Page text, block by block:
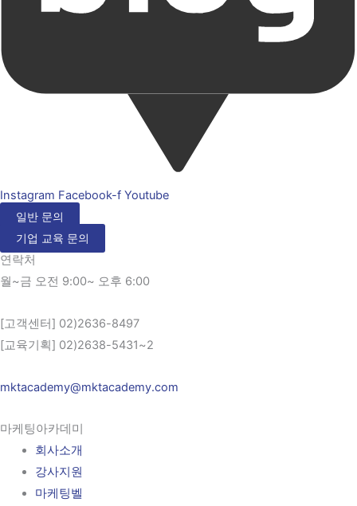
Instagram Facebook-f Youtube
일반 문의
기업 교육 문의
연락처
월~금 오전 9:00~ 오후 6:00
[고객센터] 02)2636-8497
[교육기획] 02)2638-5431~2
mktacademy@mktacademy.com
마케팅아카데미
회사소개
강사지원
마케팅벨